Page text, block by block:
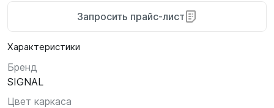
Характеристики
Бренд
SIGNAL
Цвет каркаса
Запросить прайс-лист